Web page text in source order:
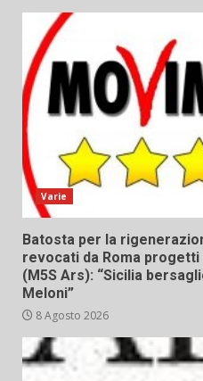
Varie
Batosta per la
revocati da Roma
(M5S Ars): “Sicilia
Meloni”
8 Agosto 2026